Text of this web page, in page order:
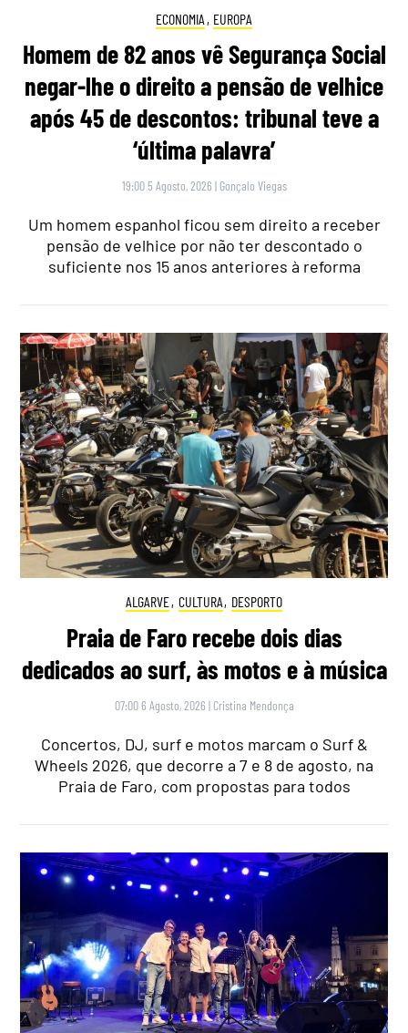
ECONOMIA , EUROPA
Homem de 82 anos vê Segurança Social
negar-lhe o direito a pensão de velhice
após 45 de descontos: tribunal teve a
‘última palavra’
19:00 5 Agosto, 2026 | Gonçalo Viegas
Um homem espanhol ficou sem direito a receber
pensão de velhice por não ter descontado o
suficiente nos 15 anos anteriores à reforma
ALGARVE, CULTURA, DESPORTO
Praia de Faro recebe dois dias
dedicados ao surf, às motos e à música
07:00 6 Agosto, 2026 | Cristina Mendonça
Concertos, DJ, surf e motos marcam o Surf &
Wheels 2026, que decorre a 7 e 8 de agosto, na
Praia de Faro, com propostas para todos